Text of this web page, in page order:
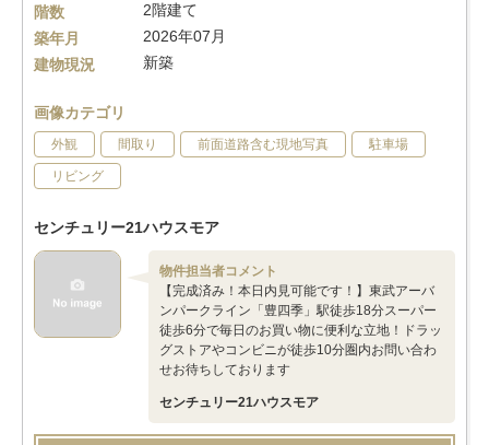
階数
2階建て
築年月
2026年07月
建物現況
新築
画像カテゴリ
外観 間取り 前面道路含む現地写真 駐車場
リビング
センチュリー21ハウスモア
物件担当者コメント
【完成済み！本日内見可能です！】東武アーバ
ンパークライン「豊四季」駅徒歩18分スーパー
徒歩6分で毎日のお買い物に便利な立地！ドラッ
グストアやコンビニが徒歩10分圏内お問い合わ
せお待ちしております
センチュリー21ハウスモア